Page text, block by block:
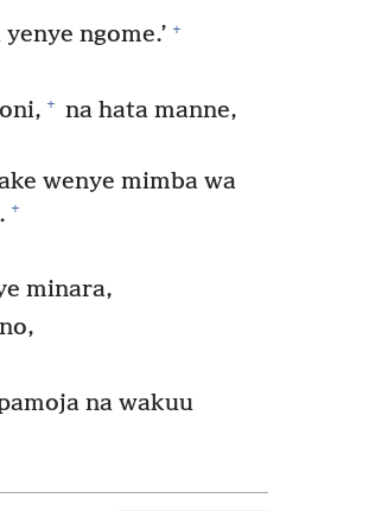
ngome.’ +
+ na hata manne,
wenye mimba wa
+
minara,
na wakuu